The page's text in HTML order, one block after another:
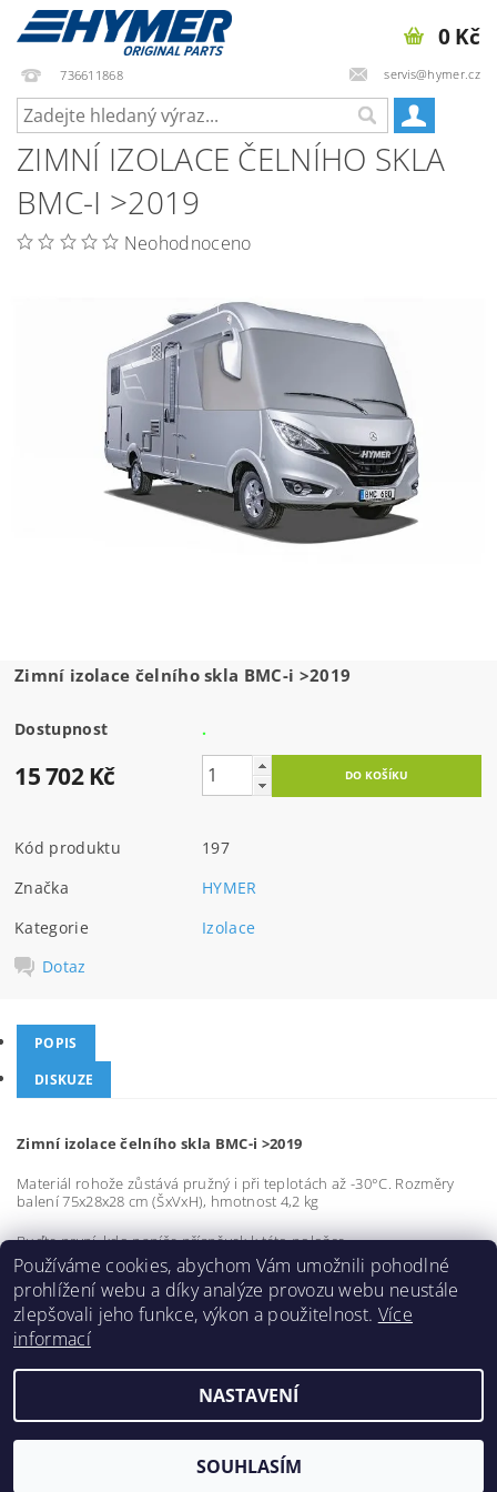
736611868 servis@hymer.cz
0 Kč
ZIMNÍ IZOLACE ČELNÍHO SKLA
BMC-I >2019
Neohodnoceno
Zimní izolace čelního skla BMC-i >2019
Dostupnost .
15 702 Kč
Kód produktu
197
Značka
HYMER
Kategorie
Izolace
Dotaz
POPIS
DISKUZE
Zimní izolace čelního skla BMC-i >2019
Materiál rohože zůstává pružný i při teplotách až -30°C. Rozměry
balení 75x28x28 cm (ŠxVxH), hmotnost 4,2 kg
Buďte první, kdo napíše příspěvek k této položce.
Přidat komentář
2026 ©Hymer Original, všechna práva vyhrazena
Vytvořil Shoptet
Používáme cookies, abychom Vám umožnili pohodlné
prohlížení webu a díky analýze provozu webu neustále
zlepšovali jeho funkce, výkon a použitelnost. Více
informací
NASTAVENÍ
SOUHLASÍM